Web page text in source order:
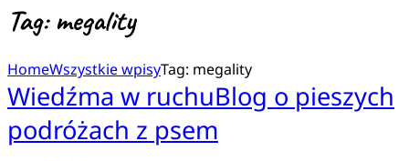
Tag: megality
HomeWszystkie wpisyTag: megality
Wiedźma w ruchuBlog o pieszych
podróżach z psem